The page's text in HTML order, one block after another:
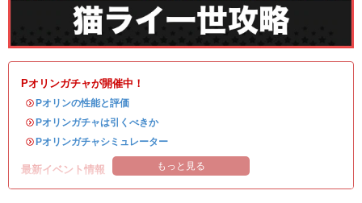
Pオリンガチャが開催中！
・Pオリンの性能と評価
・Pオリンガチャは引くべきか
・Pオリンガチャシミュレーター
最新イベント情報 もっと見る